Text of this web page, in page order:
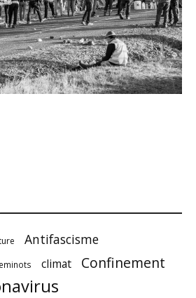
Antifascisme
climat Confinement